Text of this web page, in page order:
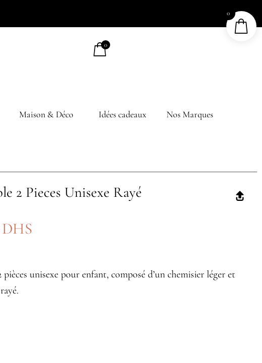
0
Maison & Déco Idées cadeaux Nos Marques
2 Pieces Unisexe Rayé
DHS
pièces unisexe pour enfant, composé d’un chemisier léger et
0